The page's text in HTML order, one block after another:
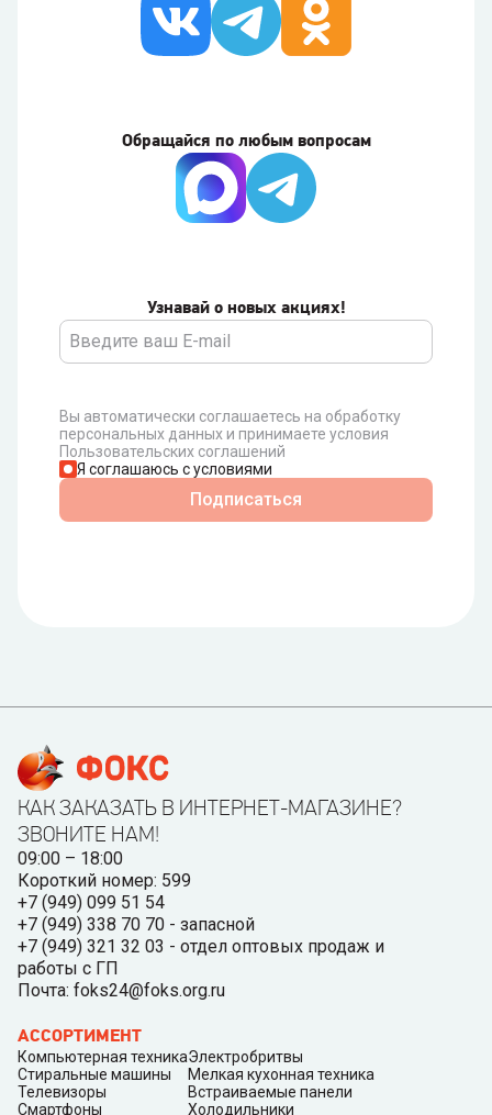
Узнавай о новых акциях!
Вы автоматически соглашаетесь на обработку
персональных данных и принимаете условия
Пользовательских соглашений
Я соглашаюсь с условиями
Подписаться
Обращайся по любым вопросам
КАК ЗАКАЗАТЬ В ИНТЕРНЕТ-МАГАЗИНЕ?
ЗВОНИТЕ НАМ!
09:00 – 18:00
Короткий номер: 599
+7 (949) 099 51 54
+7 (949) 338 70 70 - запасной
+7 (949) 321 32 03 - отдел оптовых продаж и
работы с ГП
Почта: foks24@foks.org.ru
АССОРТИМЕНТ
Компьютерная техника
Стиральные машины
Телевизоры
Смартфоны
Электробритвы
Мелкая кухонная техника
Встраиваемые панели
Холодильники